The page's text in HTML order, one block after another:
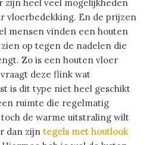
zijn heel veel mogelijkheden
vloerbedekking. En de prijzen
mensen vinden een houten
op tegen de nadelen die
Zo is een houten vloer
deze flink wat
is dit type niet heel geschikt
ruimte die regelmatig
de warme uitstraling wilt
dan zijn tegels met houtlook